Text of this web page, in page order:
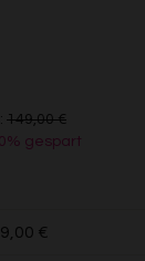
149,00 €€149,00
gespart